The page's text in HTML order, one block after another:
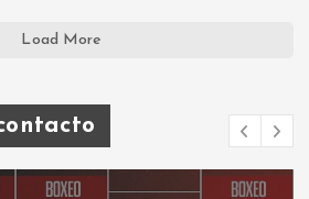
Load More